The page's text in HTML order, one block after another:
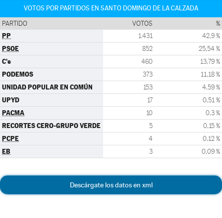
VOTOS POR PARTIDOS EN SANTO DOMINGO DE LA CALZADA
PARTIDO VOTOS %
PP 1.431 42,9 %
PSOE 852 25,54 %
C's 460 13,79 %
PODEMOS 373 11,18 %
UNIDAD POPULAR EN COMÚN 153 4,59 %
UPYD 17 0,51 %
PACMA 10 0,3 %
RECORTES CERO-GRUPO VERDE 5 0,15 %
PCPE 4 0,12 %
EB 3 0,09 %
Descárgate los datos en xml